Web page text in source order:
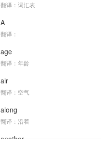
翻译：词汇表
A
翻译：
age
翻译：年龄
air
翻译：空气
along
翻译：沿着
another